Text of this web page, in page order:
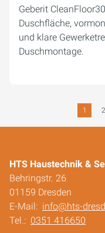
Geberit
Duschfläche,
und klare
Duschmontage.
1 2
HTS Haustechnik &
Behringstr. 26
01159 Dresden
E-Mail: info@hts-
Tel.: 0351 416650